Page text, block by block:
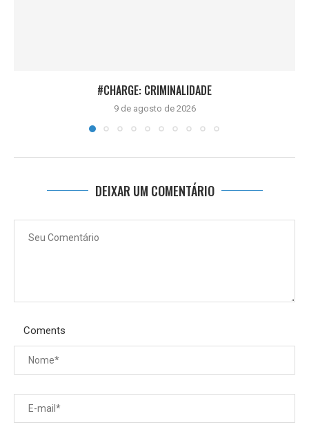
#CHARGE: CRIMINALIDADE
9 de agosto de 2026
DEIXAR UM COMENTÁRIO
Coments